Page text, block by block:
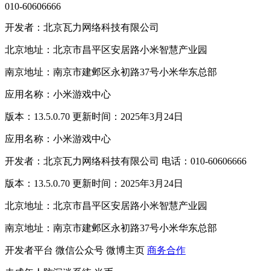
010-60606666
开发者：北京瓦力网络科技有限公司
北京地址：北京市昌平区安居路小米智慧产业园
南京地址：南京市建邺区永初路37号小米华东总部
应用名称：小米游戏中心
版本：13.5.0.70 更新时间：2025年3月24日
应用名称：小米游戏中心
开发者：北京瓦力网络科技有限公司 电话：010-60606666
版本：13.5.0.70 更新时间：2025年3月24日
北京地址：北京市昌平区安居路小米智慧产业园
南京地址：南京市建邺区永初路37号小米华东总部
开发者平台 微信公众号 微博主页 商务合作